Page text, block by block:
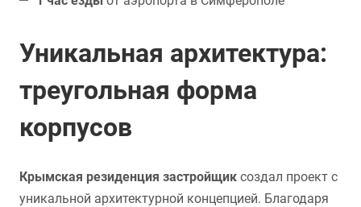
Уникальная архитектура:
треугольная форма
корпусов
Крымская резиденция застройщик создал проект с
уникальной архитектурной концепцией. Благодаря